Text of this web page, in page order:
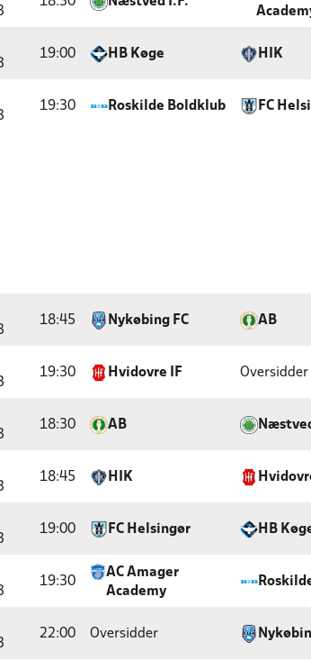
19:00 HB Køge HIK
19:30 Roskilde Boldklub FC
18:45 Nykøbing FC AB
19:30 Hvidovre IF Oversidder
18:30 AB
18:45 HIK
19:00 FC Helsingør HB
19:30
AC Amager
Academy
22:00 Oversidder